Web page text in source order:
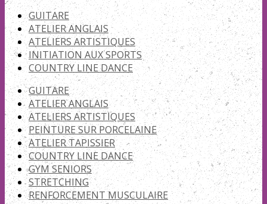
GUITARE
ATELIER ANGLAIS
ATELIERS ARTISTIQUES
INITIATION AUX SPORTS
COUNTRY LINE DANCE
GUITARE
ATELIER ANGLAIS
ATELIERS ARTISTIQUES
PEINTURE SUR PORCELAINE
ATELIER TAPISSIER
COUNTRY LINE DANCE
GYM SENIORS
STRETCHING
RENFORCEMENT MUSCULAIRE